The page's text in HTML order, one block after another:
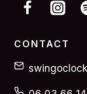
CONTACT